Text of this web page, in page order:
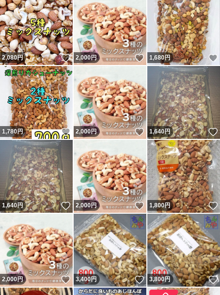
2,080円 いいね！
2,000円 いいね！
1,680円
1,780円 いいね！
2,000円 いいね！
1,640円
1,640円 いいね！
2,000円 いいね！
1,800円
2,000円 いいね！
3,400円 いいね！
3,800円